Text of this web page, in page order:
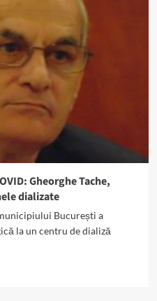
Gheorghe Tache,
dializate
București a
la un centru de dializă